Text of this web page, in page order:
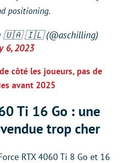
positioning.
🇺🇦 🇮🇱 (@aschilling)
6, 2023
côté les joueurs, pas de
avant 2025
Ti 16 Go : une
trop cher
RTX 4060 Ti 8 Go et 16